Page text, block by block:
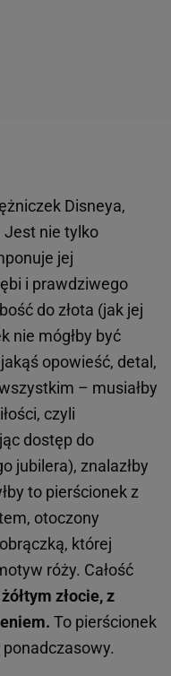
Disneya,
Jest nie tylko
jej
i prawdziwego
do złota (jak jej
nie mógłby być
opowieść, detal,
– musiałby
czyli
dostęp do
jubilera), znalazłby
to pierścionek z
otoczony
której
róży. Całość
złocie, z
To pierścionek